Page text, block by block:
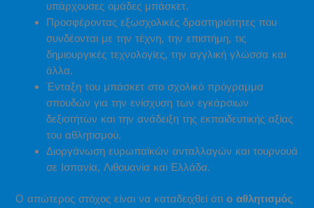
υπάρχουσες ομάδες μπάσκετ.
Προσφέροντας εξωσχολικές δραστηριότητες που
συνδέονται με την τέχνη, την επιστήμη, τις
δημιουργικές τεχνολογίες, την αγγλική γλώσσα και
άλλα.
Ένταξη του μπάσκετ στο σχολικό πρόγραμμα
σπουδών για την ενίσχυση των εγκάρσιων
δεξιοτήτων και την ανάδειξη της εκπαιδευτικής αξίας
του αθλητισμού.
Διοργάνωση ευρωπαϊκών ανταλλαγών και τουρνουά
σε Ισπανία, Λιθουανία και Ελλάδα.
Ο απώτερος στόχος είναι να καταδειχθεί ότιο αθλητισμός